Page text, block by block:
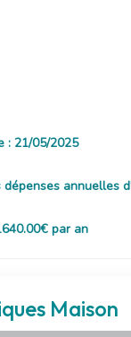
: 21/05/2025
annuelles
par an
Maison